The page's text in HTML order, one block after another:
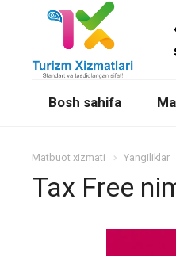
Bosh sahifa
Matbuot xizmati Yangiliklar
Tax Free